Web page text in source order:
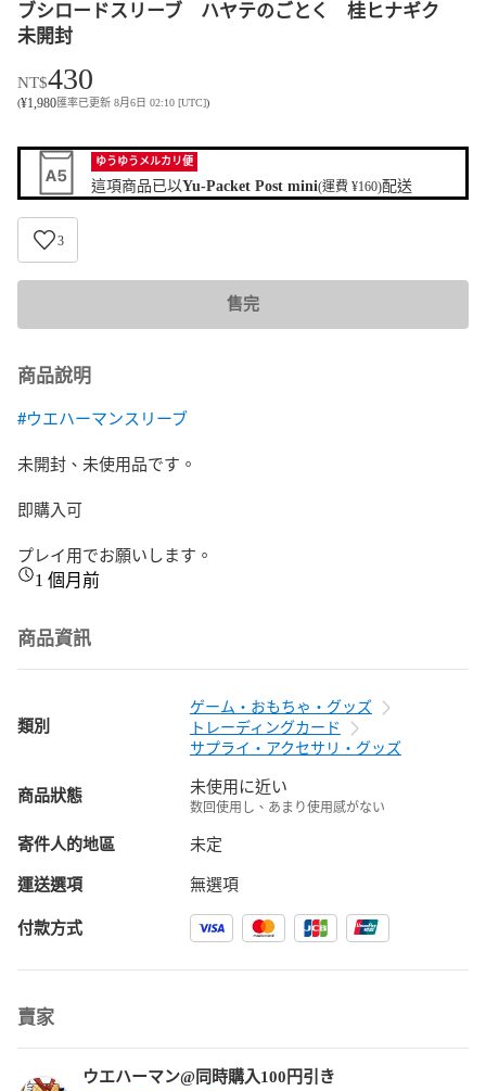
ブシロードスリーブ ハヤテのごとく 桂ヒナギク
未開封
NT$430
(¥1,980匯率已更新 8月6日 02:10 [UTC])
ゆうゆうメルカリ便
這項商品已以Yu-Packet Post mini(運費 ¥160)配送
3
售完
商品說明
#ウエハーマンスリーブ
未開封、未使用品です。
即購入可
プレイ用でお願いします。
1 個月前
商品資訊
類別
ゲーム・おもちゃ・グッズ
トレーディングカード
サプライ・アクセサリ・グッズ
商品狀態 未使用に近い
数回使用し、あまり使用感がない
寄件人的地區 未定
運送選項 無選項
付款方式
賣家
ウエハーマン@同時購入100円引き